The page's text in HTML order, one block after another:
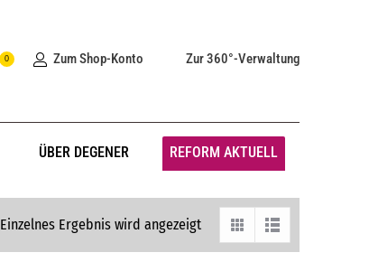
0 Zum Shop-Konto Zur 360°-Verwaltung
ÜBER DEGENER REFORM AKTUELL
Einzelnes Ergebnis wird angezeigt